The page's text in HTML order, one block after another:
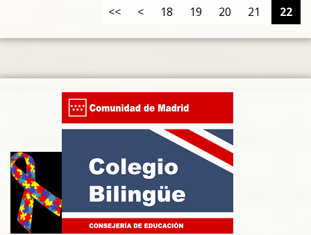
<< < 18 19 20 21 22